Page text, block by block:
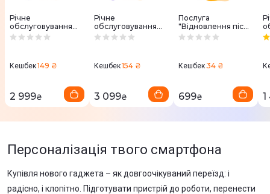
Річне
обслуговування
"Platinum Card
Кешбек149 ₴
2 999₴
Річне
обслуговування
"Silver Card Mac"
Кешбек154 ₴
3 099₴
Послуга
"Відновлення після
системного збою
Кешбек34 ₴
699₴
Персоналізація твого смартфона
Купівля нового гаджета – як довгоочікуваний переїзд: і
радісно, і клопітно. Підготувати пристрій до роботи, перенести